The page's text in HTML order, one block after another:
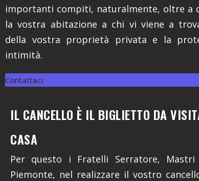
importanti compiti, naturalmente, oltre a
la vostra abitazione a chi vi viene a
della vostra proprietà privata e la
intimità.
Contattaci
IL CANCELLO È IL BIGLIETTO DA
CASA
Per questo i Fratelli Serratore, Mastri
Piemonte, nel realizzare il vostro